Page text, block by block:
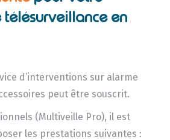
télésurveillance en
d’interventions sur alarme
peut être souscrit.
(Multiveille Pro), il est
les prestations suivantes :